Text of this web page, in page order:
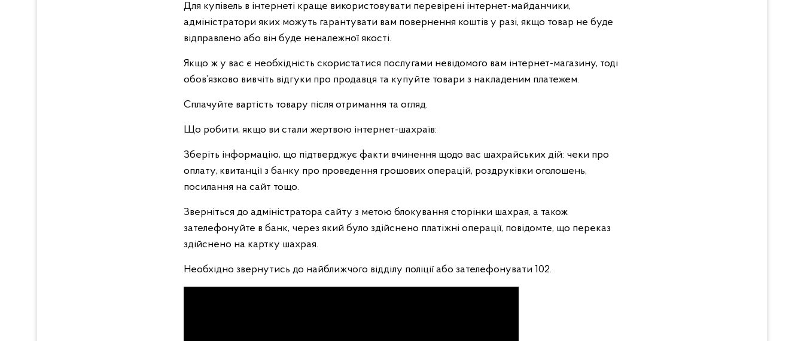
Для купівель в інтернеті краще використовувати перевірені інтернет-майданчики,
адміністратори яких можуть гарантувати вам повернення коштів у разі, якщо товар не буде
відправлено або він буде неналежної якості.
Якщо ж у вас є необхідність скористатися послугами невідомого вам інтернет-магазину, тоді
обов’язково вивчіть відгуки про продавця та купуйте товари з накладеним платежем.
Сплачуйте вартість товару після отримання та огляд.
Що робити, якщо ви стали жертвою інтернет-шахраїв:
Зберіть інформацію, що підтверджує факти вчинення щодо вас шахрайських дій: чеки про
оплату, квитанції з банку про проведення грошових операцій, роздруківки оголошень,
посилання на сайт тощо.
Зверніться до адміністратора сайту з метою блокування сторінки шахрая, а також
зателефонуйте в банк, через який було здійснено платіжні операції, повідомте, що переказ
здійснено на картку шахрая.
Необхідно звернутись до найближчого відділу поліції або зателефонувати 102.